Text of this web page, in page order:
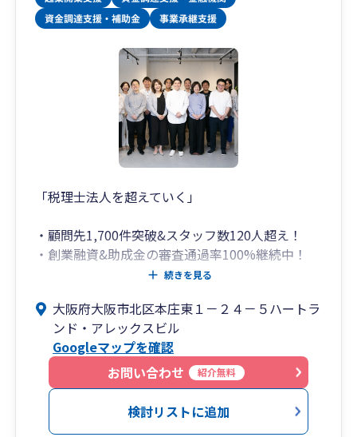
「税理士法人を超えていく」
・顧問先1,700件突破&スタッフ数120人超え！
・創業融資&助成金の審査通過率100%継続中！
（社会保険労務士法人併設）
無料！（登記は司法書士が行います）
・弥生会計の全サービス&ソフトに精通！（freee
も全体のわずか数%しかいない五つ星認定アドバ
・スタートアップの創業支援から売上数百億円規
模の大企業の事業承継まで対応可能！
続きを見る
大阪府大阪市北区本庄東１－２４－５ハートラ
ンド・アレックスビル
Googleマップを確認
お問い合わせ
紹介無料
検討リストに追加